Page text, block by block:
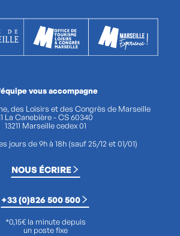
vous accompagne
des Loisirs et des Congrès de Marseille
La Canebière - CS 60340
13211 Marseille cedex 01
jours de 9h à 18h (sauf 25/12 et 01/01)
NOUS ÉCRIRE
+33 (0)826 500 500
*0,15€ la minute depuis
un poste fixe